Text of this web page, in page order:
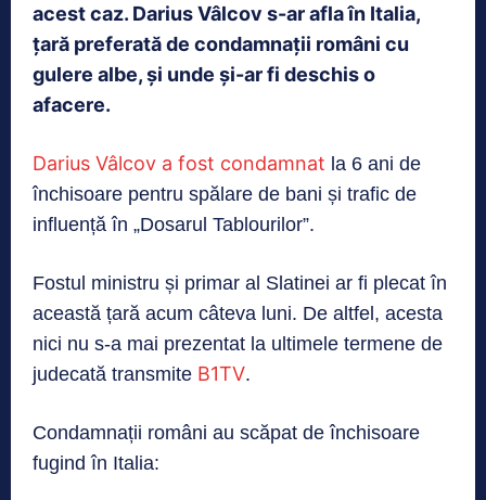
acest caz. Darius Vâlcov s-ar afla în Italia,
țară preferată de condamnații români cu
gulere albe, și unde și-ar fi deschis o
afacere.
Darius Vâlcov a fost condamnat la 6 ani de
închisoare pentru spălare de bani și trafic de
influență în „Dosarul Tablourilor”.
Fostul ministru și primar al Slatinei ar fi plecat în
această țară acum câteva luni. De altfel, acesta
nici nu s-a mai prezentat la ultimele termene de
judecată transmite B1TV.
Condamnații români au scăpat de închisoare
fugind în Italia: